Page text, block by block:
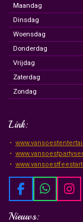
Maandag
Dinsdag
Woensdag
Donderdag
Vrijdag
Zaterdag
Zondag
Link:
F
a
c
W
h
I
n
Nieuws: